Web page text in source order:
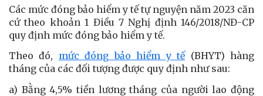
Các mức đóng bảo hiểm y tế tự nguyện năm 2023 căn
cứ theo khoản 1 Điều 7 Nghị định 146/2018/NĐ-CP
quy định mức đóng bảo hiểm y tế.
Theo đó, mức đóng bảo hiểm y tế (BHYT) hàng
tháng của các đối tượng được quy định như sau:
a) Bằng 4,5% tiền lương tháng của người lao động